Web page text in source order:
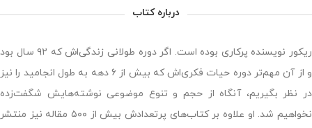
درباره کتاب
ریکور نویسنده پرکاری بوده است. اگر دوره طولانی زندگی‌اش که ۹۲ سال بود
و از آن مهم‌تر دوره حیات فکری‌اش که بیش از ۶ دهه به طول انجامید را نیز
در نظر بگیریم، آنگاه از حجم و تنوع موضوعی نوشته‌هایش شگفت‌زده
نخواهیم شد. او علاوه بر کتاب‌های پرتعدادش بیش از ۵۰۰ مقاله نیز منتشر